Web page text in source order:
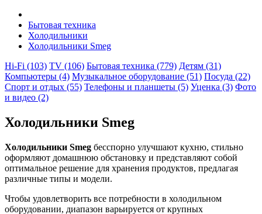
Бытовая техника
Холодильники
Холодильники Smeg
Hi-Fi (103) TV (106) Бытовая техника (779) Детям (31)
Компьютеры (4) Музыкальное оборудование (51) Посуда (22)
Спорт и отдых (55) Телефоны и планшеты (5) Уценка (3) Фото
и видео (2)
Холодильники Smeg
Холодильники Smeg бесспорно улучшают кухню, стильно
оформляют домашнюю обстановку и представляют собой
оптимальное решение для хранения продуктов, предлагая
различные типы и модели.
Чтобы удовлетворить все потребности в холодильном
оборудовании, диапазон варьируется от крупных